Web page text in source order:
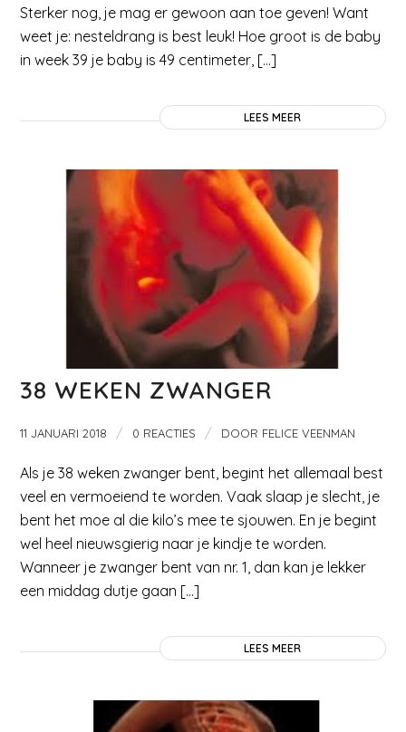
Sterker nog, je mag er gewoon aan toe geven! Want
weet je: nesteldrang is best leuk! Hoe groot is de baby
in week 39 je baby is 49 centimeter, […]
LEES MEER
38 WEKEN ZWANGER
11 JANUARI 2018 / 0 REACTIES / DOOR FELICE VEENMAN
Als je 38 weken zwanger bent, begint het allemaal best
veel en vermoeiend te worden. Vaak slaap je slecht, je
bent het moe al die kilo’s mee te sjouwen. En je begint
wel heel nieuwsgierig naar je kindje te worden.
Wanneer je zwanger bent van nr. 1, dan kan je lekker
een middag dutje gaan […]
LEES MEER